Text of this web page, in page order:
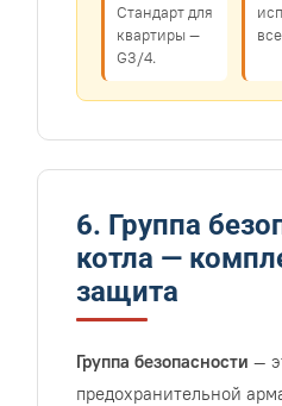
Стандарт для
квартиры —
G3/4.
6. Группа
котла —
защита
Группа безопасности —
предохранительной